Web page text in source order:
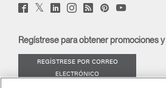
Facebook
(opens
Twitter
(opens
LinkedIn
(opens
Instagram
(opens
Humanscale
Blog
window)
PinterstYouTube
Regístrese para obtener promociones
REGÍSTRESE POR CORREO
ELECTRÓNICO